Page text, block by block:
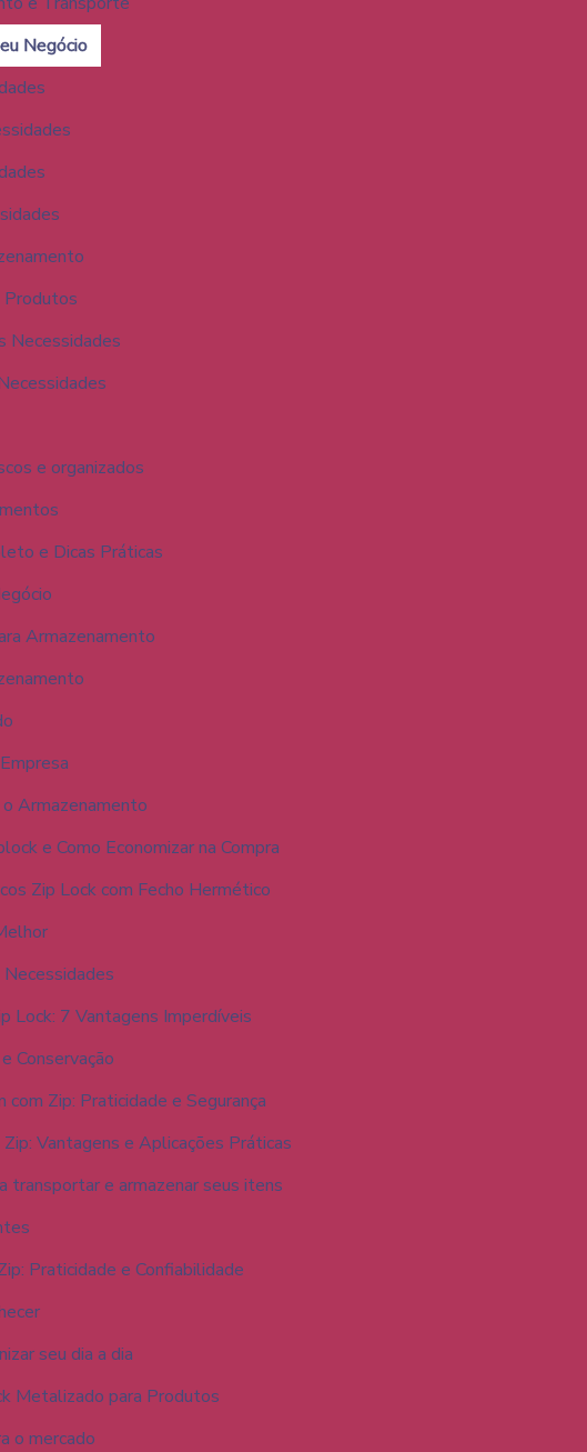
Negócio
Produtos
Necessidades
e organizados
e Dicas Práticas
Armazenamento
Armazenamento
e Como Economizar na Compra
Zip Lock com Fecho Hermético
Lock: 7 Vantagens Imperdíveis
Conservação
com Zip: Praticidade e Segurança
Vantagens e Aplicações Práticas
transportar e armazenar seus itens
Praticidade e Confiabilidade
seu dia a dia
Metalizado para Produtos
o mercado